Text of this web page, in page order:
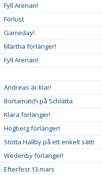
Fyll Arenan!
Förlust
Gameday!
Märtha förlänger!
Fyll Arenan!
Andreas är klar!
Bortamatch på Schlätta
Klara förlänger!
Högberg förlänger!
Stötta Hallby på ett enkelt sätt!
Wedenby förlänger!
Efterfest 13 mars